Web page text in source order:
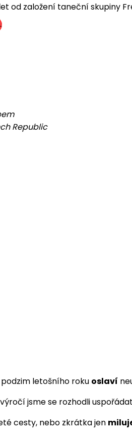
od založení taneční skupiny
Republic
letošního roku oslaví
jsme se rozhodli uspořádat
cesty, nebo zkrátka jen